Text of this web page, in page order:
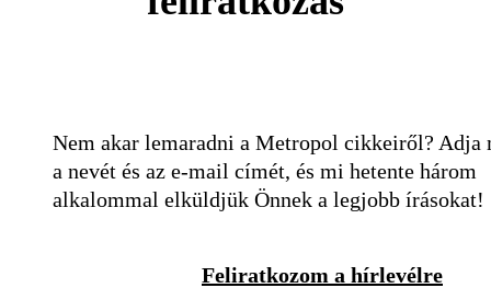
Nem akar lemaradni a Metropol cikkeiről? Adja
a nevét és az e-mail címét, és mi hetente három
alkalommal elküldjük Önnek a legjobb írásokat!
Feliratkozom a hírlevélre